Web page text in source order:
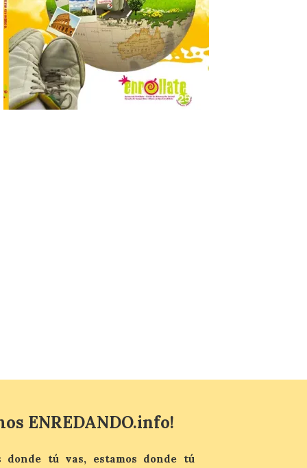
calendario de actividades
de animación dirigidas a
todos los públicos. La
Bañeza inauguró en la tarde de este
martes 4 de agosto una nueva edición de
su tradicional Mercado Medieval, que
hasta el próximo 6 […]
la escasez de agua
Esta medida afecta a los
Diana previstos para los
ENREDANDO.info!
donde tú vas, estamos donde tú